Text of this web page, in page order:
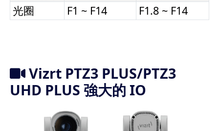
光圈
F1 ~ F14 F1.8 ~ F14
Vizrt PTZ3 PLUS/PTZ3
UHD PLUS 強大的 IO